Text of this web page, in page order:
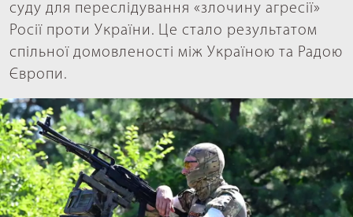
суду для переслідування «злочину агресії»
Росії проти України. Це стало результатом
спільної домовленості між Україною та Радою
Європи.